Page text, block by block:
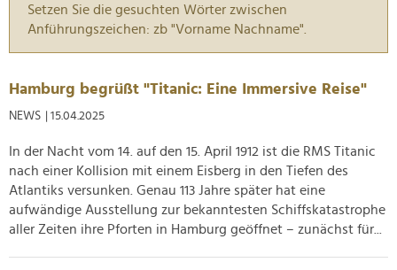
Setzen Sie die gesuchten Wörter zwischen
Anführungszeichen: zb "Vorname Nachname".
Hamburg begrüßt "Titanic: Eine Immersive Reise"
NEWS | 15.04.2025
In der Nacht vom 14. auf den 15. April 1912 ist die RMS Titanic
nach einer Kollision mit einem Eisberg in den Tiefen des
Atlantiks versunken. Genau 113 Jahre später hat eine
aufwändige Ausstellung zur bekanntesten Schiffskatastrophe
aller Zeiten ihre Pforten in Hamburg geöffnet – zunächst für...